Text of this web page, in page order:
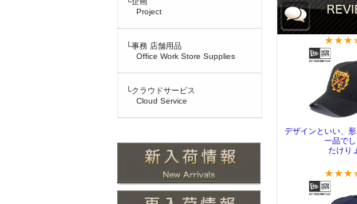
Project
└事務 店舗用品
Office Work Store Supplies
└クラウドサービス
Cloud Service